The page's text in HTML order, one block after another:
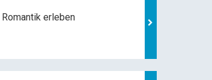
Romantik erleben